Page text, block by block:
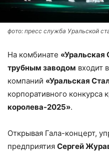
фото: пресс служба Уральской
На комбинате «Уральская
трубным заводом входит
компаний «Уральская
корпоративного конкурса
королева-2025».
Открывая Гала-концерт,
предприятия Сергей